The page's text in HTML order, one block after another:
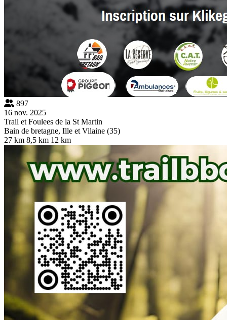
897
16 nov. 2025
Trail et Foulees de la St Martin
Bain de bretagne, Ille et Vilaine (35)
27 km 8,5 km 12 km